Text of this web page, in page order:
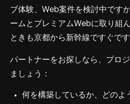
ブ体験、Web案件を検討中です
ームとプレミアムWebに取り組
ときも京都から新幹線ですぐです
パートナーをお探しなら、プロ
ましょう：
何を構築しているか、どのよ